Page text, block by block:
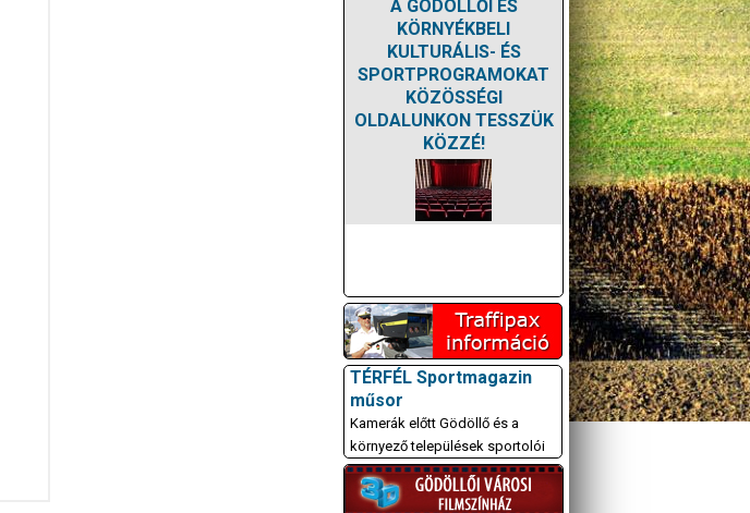
A GÖDÖLLŐI ÉS
KÖRNYÉKBELI
KULTURÁLIS- ÉS
SPORTPROGRAMOKAT
KÖZÖSSÉGI
OLDALUNKON TESSZÜK
KÖZZÉ!
TÉRFÉL Sportmagazin
műsor
Kamerák előtt Gödöllő és a
környező települések sportolói